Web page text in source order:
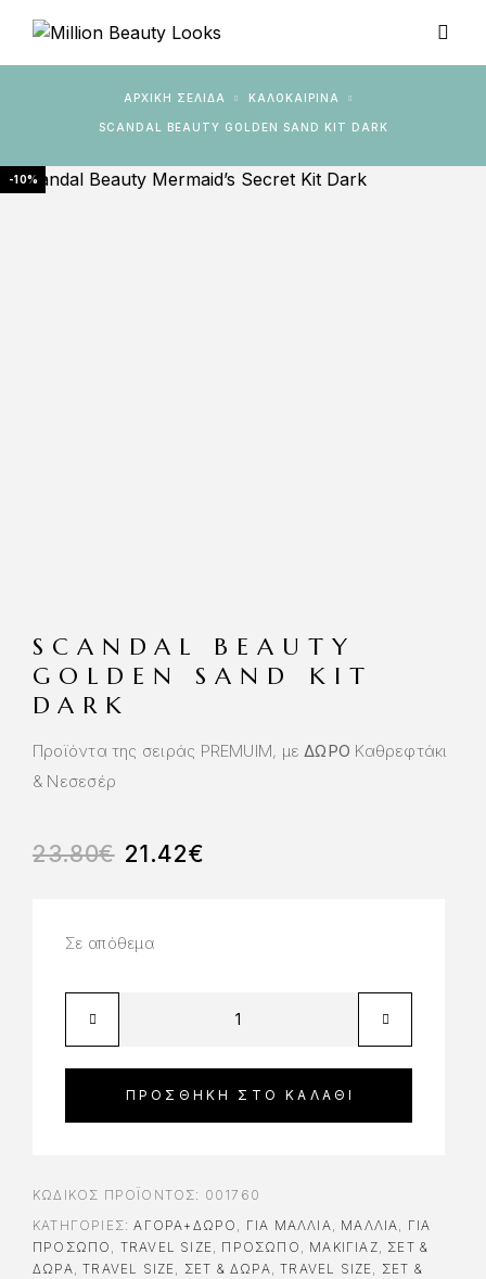
ΑΡΧΙΚΉ ΣΕΛΊΔΑ ΚΑΛΟΚΑΙΡΙΝΑ
SCANDAL BEAUTY GOLDEN SAND KIT DARK
-10%
SCANDAL BEAUTY
GOLDEN SAND KIT
DARK
Προϊόντα της σειράς PREMUIM, μεΔΩΡΟ Καθρεφτάκι
& Νεσεσέρ
23.80€ 21.42€
Σε απόθεμα
ΠΡΟΣΘΉΚΗ ΣΤΟ ΚΑΛΆΘΙ
ΚΩΔΙΚΌΣ ΠΡΟΪΌΝΤΟΣ: 001760
ΚΑΤΗΓΟΡΊΕΣ:ΑΓΟΡΆ+ΔΏΡΟ , ΓΙΑ ΜΑΛΛΙΆ, ΜΑΛΛΙΑ, ΓΙΑ
ΠΡΌΣΩΠΟ , TRAVEL SIZE, ΠΡΟΣΩΠΟ , ΜΑΚΙΓΙΑΖ, ΣΕΤ &
ΔΏΡΑ,TRAVEL SIZE, ΣΕΤ & ΔΏΡΑ,TRAVEL SIZE, ΣΕΤ &